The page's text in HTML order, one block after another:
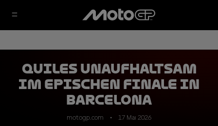
Quiles unaufhaltsam
im epischen Finale in
Barcelona
motogp.com 17 Mai 2026